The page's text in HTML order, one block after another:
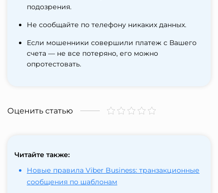
подозрения.
Не сообщайте по телефону никаких данных.
Если мошенники совершили платеж с Вашего
счета — не все потеряно, его можно
опротестовать.
Оценить статью
Читайте также:
Новые правила Viber Business: транзакционные
сообщения по шаблонам